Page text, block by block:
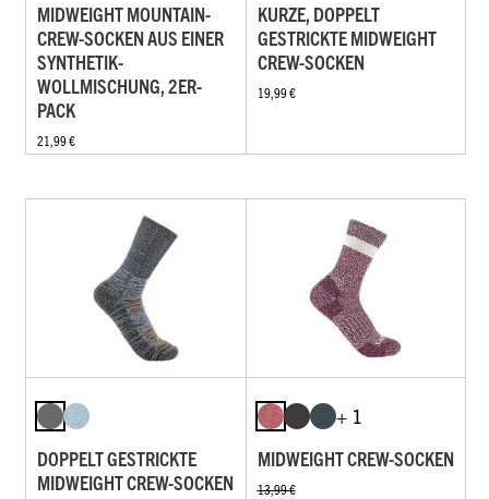
MIDWEIGHT MOUNTAIN-
CREW-SOCKEN AUS EINER
SYNTHETIK-
WOLLMISCHUNG, 2ER-
PACK
21,99 €
KURZE, DOPPELT
GESTRICKTE MIDWEIGHT
CREW-SOCKEN
19,99 €
DOPPELT GESTRICKTE
MIDWEIGHT CREW-SOCKEN
+ 1
MIDWEIGHT CREW-SOCKEN
13,99 €